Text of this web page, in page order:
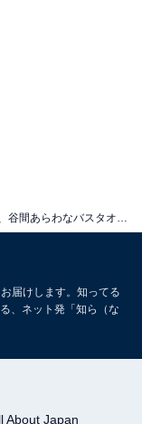
届けします。知ってる
、ネット発「知ら（な
About Japan